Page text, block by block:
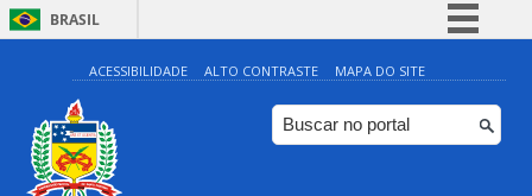
BRASIL
Simplifique!
Comunica BR
Participe
ACESSIBILIDADE ALTO CONTRASTE MAPA DO SITE